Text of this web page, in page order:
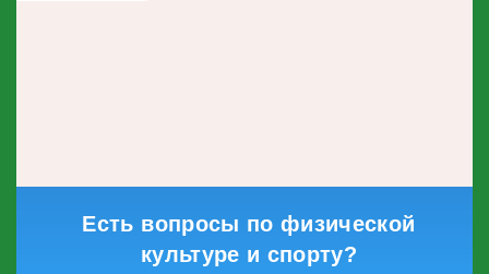
Есть вопросы по физической
культуре и спорту?